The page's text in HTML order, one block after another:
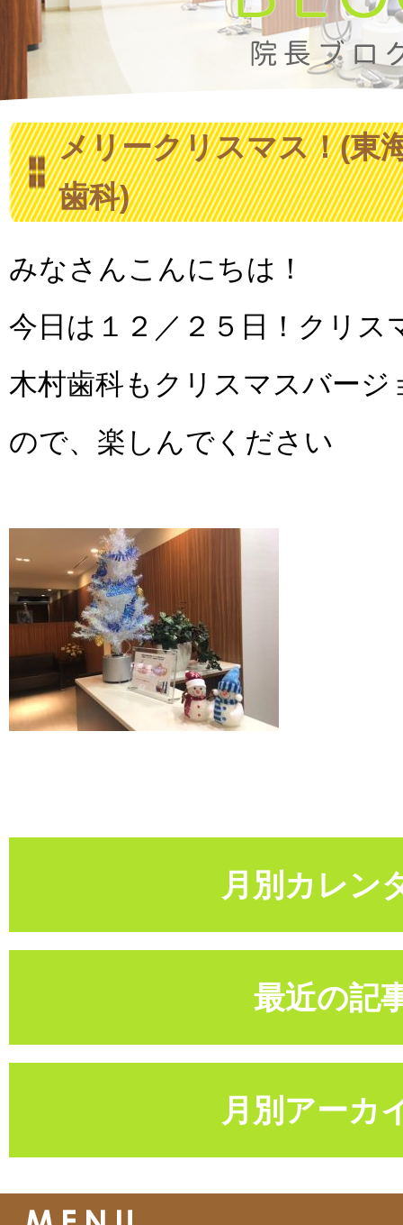
メリークリスマス！(東
歯科)
みなさんこんにちは！
今日は１２／２５日！クリス
木村歯科もクリスマスバー
ので、楽しんでください
月別カレン
最近の記
月別アーカ